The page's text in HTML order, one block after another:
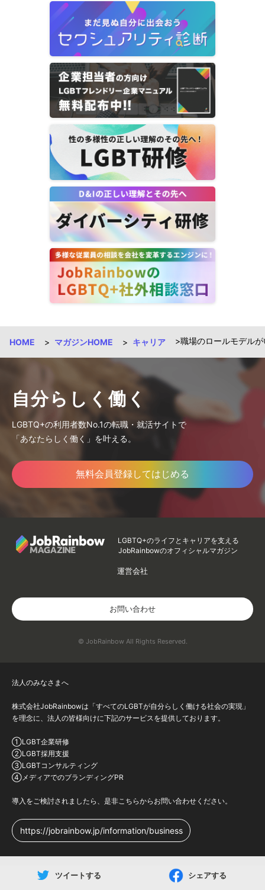
HOME マガジンHOME キャリア 職場のロールモデル
ツイートする シェアする
自分らしく働く
LGBTQ+の利用者数No.1の転職・就活サイトで
「あなたらしく働く」を叶える。
無料会員登録してはじめる
LGBTQ+のライフとキャリアを支える
JobRainbowのオフィシャルマガジン
運営会社
お問い合わせ
© JobRainbow All Rights Reserved.
法人のみなさまへ
株式会社JobRainbowは「すべてのLGBTが自分らしく働ける社会の実現」
を理念に、法人の皆様向けに下記のサービスを提供しております。
①LGBT企業研修
②LGBT採用支援
③LGBTコンサルティング
④メディアでのブランディングPR
導入をご検討されましたら、是非こちらからお問い合わせください。
https://jobrainbow.jp/information/business